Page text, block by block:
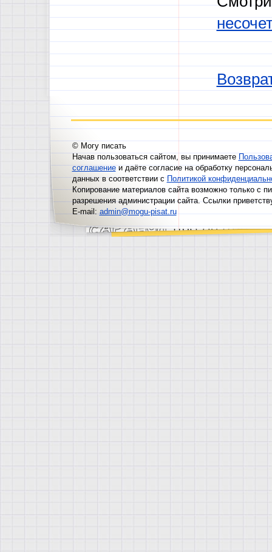
© Могу писать
Начав пользоваться сайтом, вы принимаете
соглашениеи даёте согласие на обработку
данных в соответствии сПолитикой
Копирование материалов сайта возможно только с
разрешения администрации сайта. Ссылки
E-mail:admin@mogu-pisat.ru